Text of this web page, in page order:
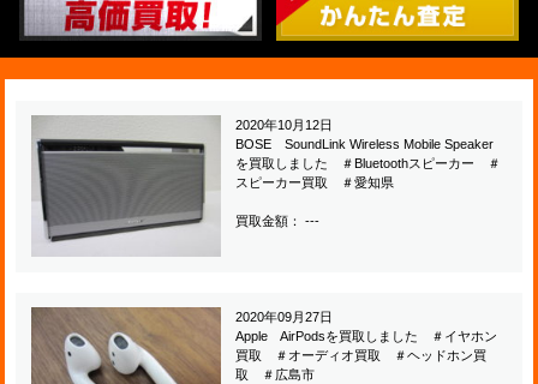
2020年10月12日
BOSE SoundLink Wireless Mobile Speaker
を買取しました ＃Bluetoothスピーカー ＃
スピーカー買取 ＃愛知県
買取金額： ---
2020年09月27日
Apple AirPodsを買取しました ＃イヤホン
買取 ＃オーディオ買取 ＃ヘッドホン買
取 ＃広島市